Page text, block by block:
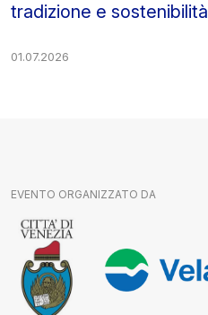
tradizione e sostenibilità
01.07.2026
EVENTO ORGANIZZATO DA